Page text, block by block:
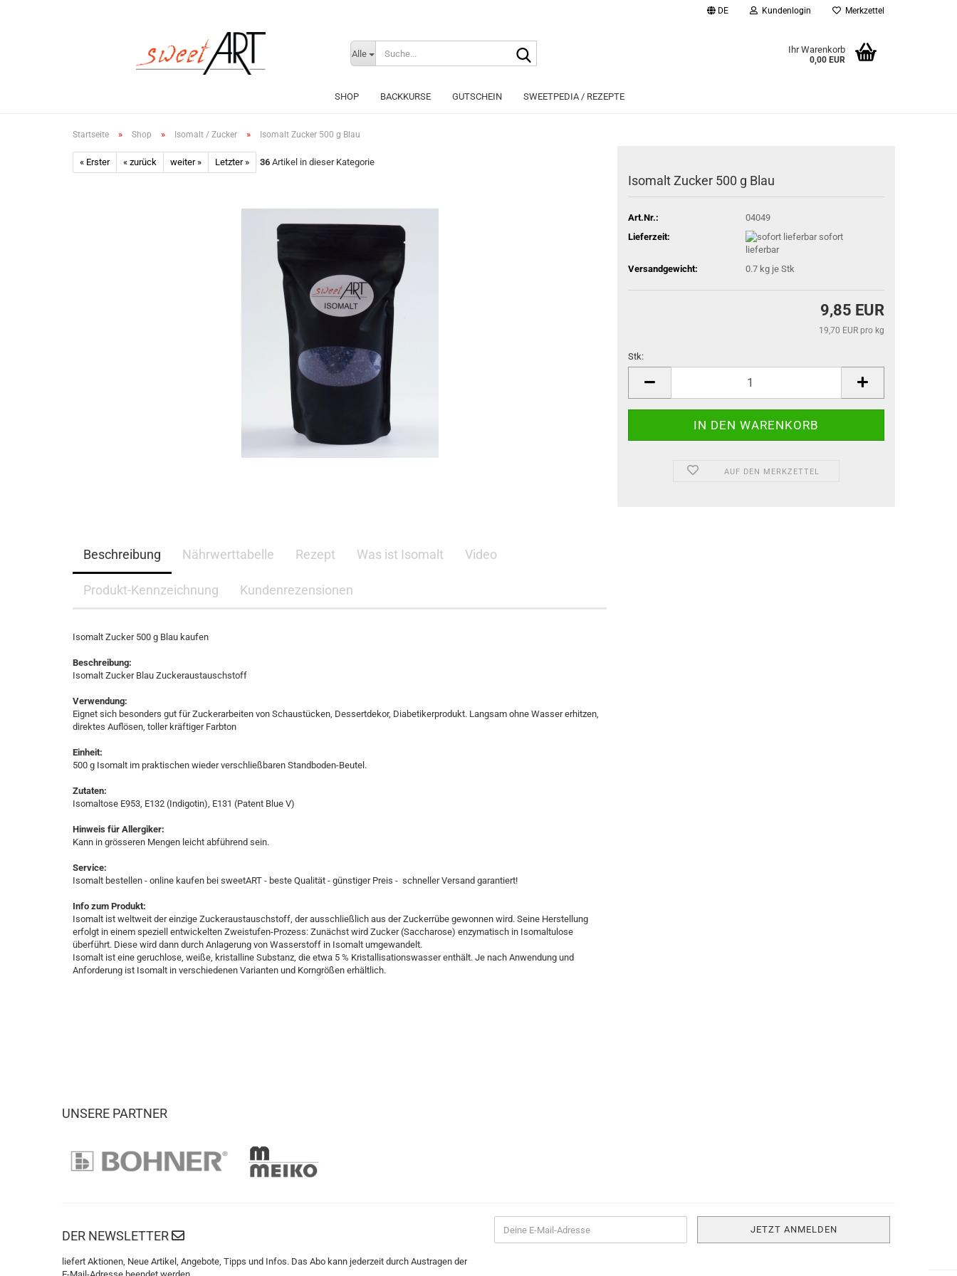
DE Kundenlogin
Passwort vergessen?
Merkzettel
Alle Ihr Warenkorb
0,00 EUR
SHOP BACKKURSE GUTSCHEIN SWEETPEDIA / REZEPTE
Startseite » Shop » Isomalt / Zucker » Isomalt Zucker 500 g Blau
« Erster « zurück weiter » Letzter » 36 Artikel in dieser Kategorie
Isomalt Zucker 500 g Blau
Art.Nr.:
04049
Lieferzeit:
sofort
lieferbar
Versandgewicht:
0.7 kg je Stk
9,85 EUR
19,70 EUR pro kg
Stk:
AUF DEN MERKZETTEL
Beschreibung Nährwerttabelle Rezept Was ist Isomalt Video
Produkt-Kennzeichnung Kundenrezensionen
Isomalt Zucker 500 g Blau kaufen
Beschreibung:
Isomalt Zucker Blau Zuckeraustauschstoff
Verwendung:
Eignet sich besonders gut für Zuckerarbeiten von Schaustücken, Dessertdekor, Diabetikerprodukt. Langsam ohne Wasser erhitzen,
direktes Auflösen, toller kräftiger Farbton
Einheit:
500 g Isomalt im praktischen wieder verschließbaren Standboden-Beutel.
Zutaten:
Isomaltose E953, E132 (Indigotin), E131 (Patent Blue V)
Hinweis für Allergiker:
Kann in grösseren Mengen leicht abführend sein.
Service:
Isomalt bestellen - online kaufen bei sweetART - beste Qualität - günstiger Preis - schneller Versand garantiert!
Info zum Produkt:
Isomalt ist weltweit der einzige Zuckeraustauschstoff, der ausschließlich aus der Zuckerrübe gewonnen wird. Seine Herstellung
erfolgt in einem speziell entwickelten Zweistufen-Prozess: Zunächst wird Zucker (Saccharose) enzymatisch in Isomaltulose
überführt. Diese wird dann durch Anlagerung von Wasserstoff in Isomalt umgewandelt.
Isomalt ist eine geruchlose, weiße, kristalline Substanz, die etwa 5 % Kristallisationswasser enthält. Je nach Anwendung und
Anforderung ist Isomalt in verschiedenen Varianten und Korngrößen erhältlich.
UNSERE PARTNER
DER NEWSLETTER
liefert Aktionen, Neue Artikel, Angebote, Tipps und Infos. Das Abo kann jederzeit durch Austragen der